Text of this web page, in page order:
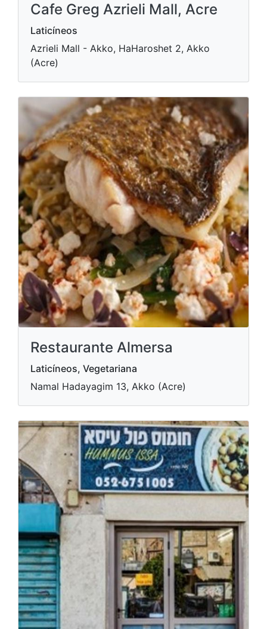
Cafe Greg Azrieli Mall, Acre
Laticíneos
Azrieli Mall - Akko, HaHaroshet 2, Akko
(Acre)
Restaurante Almersa
Laticíneos, Vegetariana
Namal Hadayagim 13, Akko (Acre)